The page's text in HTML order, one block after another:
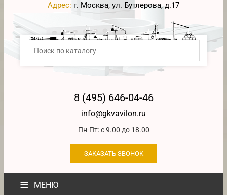
Адрес: г. Москва, ул. Бутлерова, д.17
8 (495) 646-04-46
info@gkvavilon.ru
Пн-Пт: с 9.00 до 18.00
ЗАКАЗАТЬ ЗВОНОК
≡ МЕНЮ